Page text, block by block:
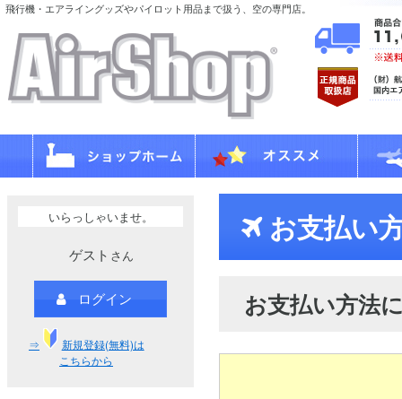
飛行機・エアライングッズやパイロット用品まで扱う、空の専門店。
いらっしゃいませ。
ゲスト さん
ログイン
⇒
新規登録(無料)は
こちらから
お支払い
お支払い方法